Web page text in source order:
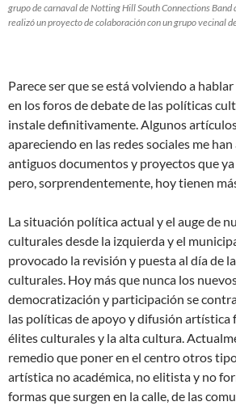
grupo de carnaval de Notting Hill South Connections Band
realizó un proyecto de colaboración con un grupo vecinal
Parece ser que se está volviendo a
en los foros de debate de las políticas
instale definitivamente. Algunos
apareciendo en las redes sociales me
antiguos documentos y proyectos que
pero, sorprendentemente, hoy tienen
La situación política actual y el auge de
culturales desde la izquierda y el
provocado la revisión y puesta al día de
culturales. Hoy más que nunca los
democratización y participación se
las políticas de apoyo y difusión artística
élites culturales y la alta cultura.
remedio que poner en el centro otros
artística no académica, no elitista y no
formas que surgen en la calle, de las